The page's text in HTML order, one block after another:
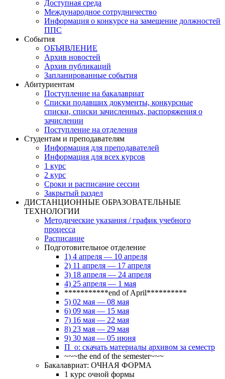
Доступная среда
Международное сотрудничество
Информация о конкурсе на замещение должностей
ППС
События
ОБЪЯВЛЕНИЕ
Архив новостей
Архив публикаций
Запланированные события
Абитуриентам
Поступление на бакалавриат
Списки подавших документы, конкурсные
списки, списки зачисленных, распоряжения о
зачислении
Поступление на отделения
Студентам и преподавателям
Информация для преподавателей
Информация для всех курсов
1 курс
2 курс
Сроки и расписание сессии
Закрытый раздел
ДИСТАНЦИОННЫЕ ОБРАЗОВАТЕЛЬНЫЕ
ТЕХНОЛОГИИ
Методические указания / график учебного
процесса
Расписание
Подготовительное отделение
1) 4 апреля — 10 апреля
2) 11 апреля — 17 апреля
3) 18 апреля — 24 апреля
4) 25 апреля — 1 мая
***********end of April**********
5) 02 мая — 08 мая
6) 09 мая — 15 мая
7) 16 мая — 22 мая
8) 23 мая — 29 мая
9) 30 мая — 05 июня
П_о: скачать материалы архивом за семестр
~~~the end of the semester~~~
Бакалавриат: ОЧНАЯ ФОРМА
1 курс очной формы